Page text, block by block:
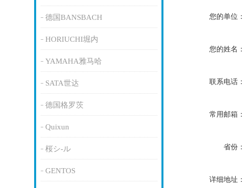
德国BANSBACH
HORIUCHI堀内
YAMAHA雅马哈
SATA世达
德国格罗茨
Quixun
桜シ-ル
GENTOS
您的单位：
您的姓名：
联系电话：
常用邮箱：
省份：
详细地址：